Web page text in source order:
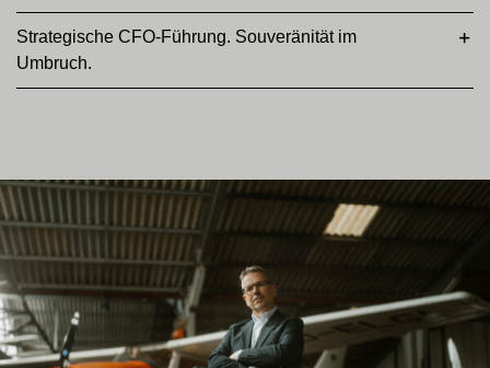
Strategische CFO-Führung. Souveränität im
Umbruch.